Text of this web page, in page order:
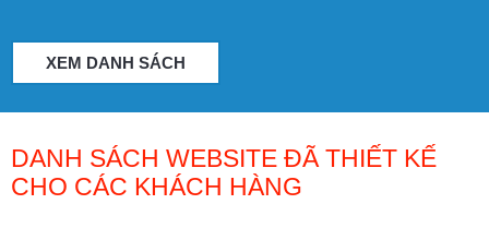
XEM DANH SÁCH
DANH SÁCH WEBSITE ĐÃ THIẾT KẾ
CHO CÁC KHÁCH HÀNG